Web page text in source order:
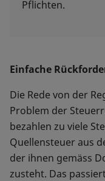
Pflichten.
Einfache
Die Rede von der
Problem der
bezahlen zu viele
Quellensteuer aus
der ihnen gemäss
zusteht. Das